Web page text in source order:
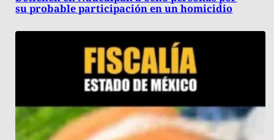
su probable participación en un homicidio